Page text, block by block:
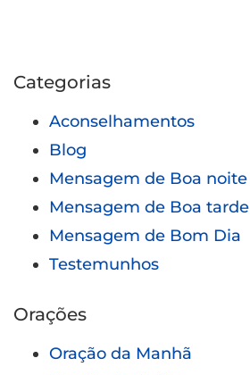
Categorias
Aconselhamentos
Blog
Mensagem de Boa noite
Mensagem de Boa tarde
Mensagem de Bom Dia
Testemunhos
Orações
Oração da Manhã